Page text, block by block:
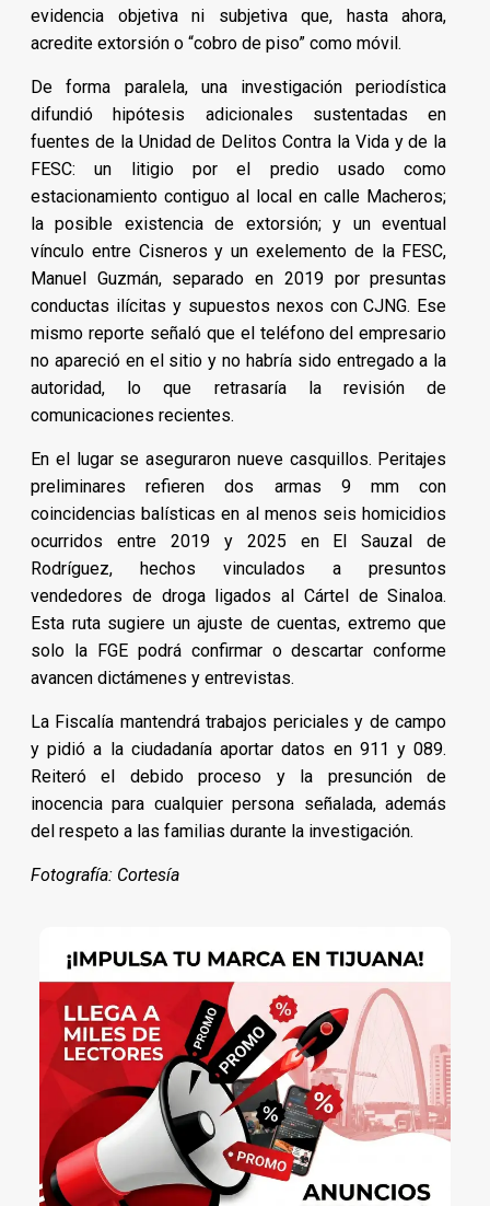
evidencia objetiva ni subjetiva que, hasta ahora,
acredite extorsión o “cobro de piso” como móvil.
De forma paralela, una investigación periodística
difundió hipótesis adicionales sustentadas en
fuentes de la Unidad de Delitos Contra la Vida y de la
FESC: un litigio por el predio usado como
estacionamiento contiguo al local en calle Macheros;
la posible existencia de extorsión; y un eventual
vínculo entre Cisneros y un exelemento de la FESC,
Manuel Guzmán, separado en 2019 por presuntas
conductas ilícitas y supuestos nexos con CJNG. Ese
mismo reporte señaló que el teléfono del empresario
no apareció en el sitio y no habría sido entregado a la
autoridad, lo que retrasaría la revisión de
comunicaciones recientes.
En el lugar se aseguraron nueve casquillos. Peritajes
preliminares refieren dos armas 9 mm con
coincidencias balísticas en al menos seis homicidios
ocurridos entre 2019 y 2025 en El Sauzal de
Rodríguez, hechos vinculados a presuntos
vendedores de droga ligados al Cártel de Sinaloa.
Esta ruta sugiere un ajuste de cuentas, extremo que
solo la FGE podrá confirmar o descartar conforme
avancen dictámenes y entrevistas.
La Fiscalía mantendrá trabajos periciales y de campo
y pidió a la ciudadanía aportar datos en 911 y 089.
Reiteró el debido proceso y la presunción de
inocencia para cualquier persona señalada, además
del respeto a las familias durante la investigación.
Fotografía: Cortesía